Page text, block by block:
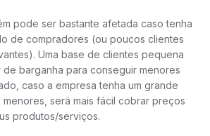
pode ser bastante afetada caso tenha
de compradores (ou poucos clientes
Uma base de clientes pequena
barganha para conseguir menores
caso a empresa tenha um grande
será mais fácil cobrar preços
produtos/serviços.